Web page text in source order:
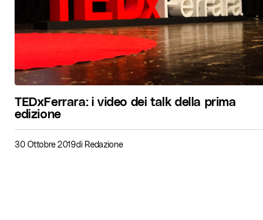
TEDxFerrara: i video dei talk della prima
edizione
30 Ottobre 2019di Redazione